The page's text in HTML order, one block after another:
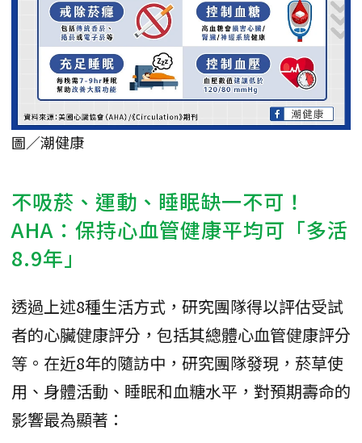
圖／潮健康
不吸菸、運動、睡眠缺一不可！
AHA：保持心血管健康平均可「多活
8.9年」
透過上述8種生活方式，研究團隊得以評估受試
者的心臟健康評分，包括其總體心血管健康評分
等。在近8年的隨訪中，研究團隊發現，菸草使
用、身體活動、睡眠和血糖水平，對預期壽命的
影響最為顯著：